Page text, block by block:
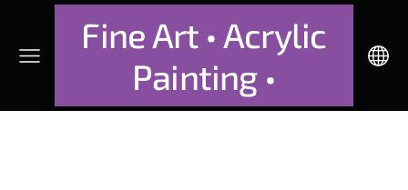
Fine Art • Acrylic
Painting •